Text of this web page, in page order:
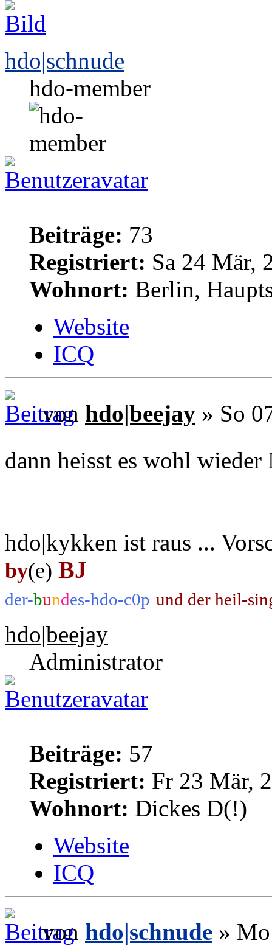
hdo|schnude
hdo-member
Beiträge: 73
Registriert: Sa 24 Mär,
Wohnort: Berlin,
Website
ICQ
von hdo|beejay » So
dann heisst es wohl
hdo|kykken ist raus ...
by(e) BJ
der-bundes-hdo-c0p und der heil-
hdo|beejay
Administrator
Beiträge: 57
Registriert: Fr 23 Mär,
Wohnort: Dickes D(!)
Website
ICQ
von hdo|schnude »